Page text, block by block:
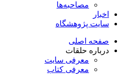
مصاحبه‌ها
اخبار
سایت پژوهشگاه
صفحه اصلی
درباره حلقات
معرفی سایت
معرفی کتاب